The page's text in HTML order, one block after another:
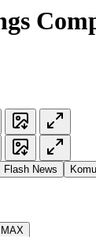
Flash News
MAX